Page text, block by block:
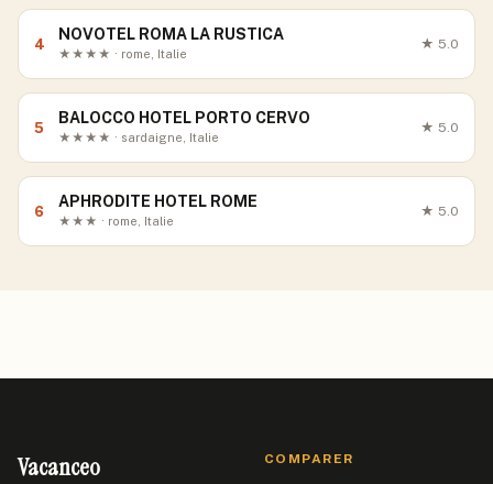
4
NOVOTEL ROMA LA RUSTICA
★★★★ · rome, Italie
★ 5.0
5
BALOCCO HOTEL PORTO CERVO
★★★★ · sardaigne, Italie
★ 5.0
6
APHRODITE HOTEL ROME
★★★ · rome, Italie
★ 5.0
Vacanceo COMPARER